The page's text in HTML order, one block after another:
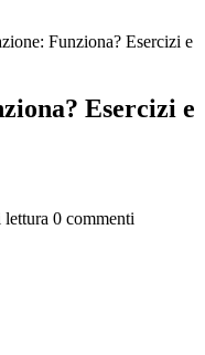
Funziona? Esercizi e
Esercizi e
0 commenti